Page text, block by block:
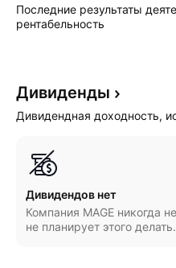
Последние результаты
рентабельность
Дивиденды
Дивидендная доходность,
Дивидендов нет
Компания MAGE никогда
не планирует этого делать.